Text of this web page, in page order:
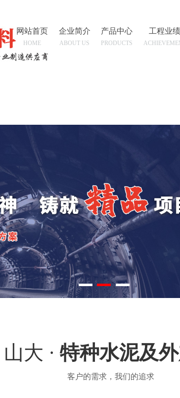
网站首页
HOME
企业简介
ABOUT US
产品中心
PRODUCTS
工程业绩
山大 · 特种水泥及
客户的需求，我们的追求